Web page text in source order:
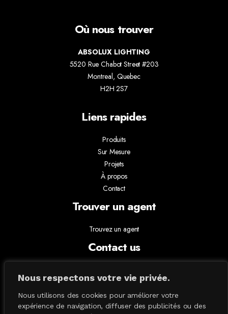
Nous respectons votre vie privée.
Nous utilisons des cookies pour améliorer votre
expérience de navigation, diffuser des publicités ou des
Où nous trouver
ABSOLUX LIGHTING
5520 Rue Chabot Street #203
Montreal, Quebec
H2H 2S7
Liens rapides
Produits
Sur Mesure
Projets
À propos
Contact
Trouver un agent
Trouvez un agent
Contact us
514.807.5157
1.877.ABSOLUX